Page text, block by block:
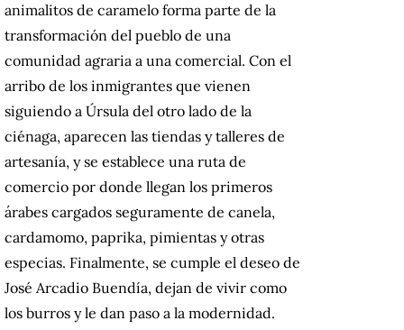
animalitos de caramelo forma parte de la
transformación del pueblo de una
comunidad agraria a una comercial. Con el
arribo de los inmigrantes que vienen
siguiendo a Úrsula del otro lado de la
ciénaga, aparecen las tiendas y talleres de
artesanía, y se establece una ruta de
comercio por donde llegan los primeros
árabes cargados seguramente de canela,
cardamomo, paprika, pimientas y otras
especias. Finalmente, se cumple el deseo de
José Arcadio Buendía, dejan de vivir como
los burros y le dan paso a la modernidad.